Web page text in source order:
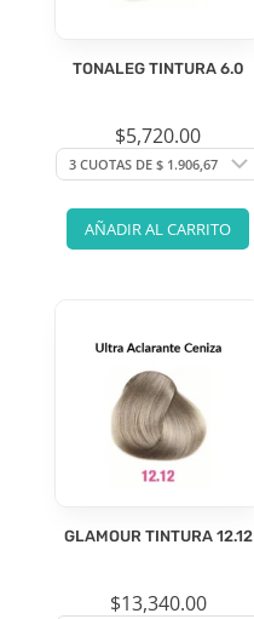
TONALEG TINTURA 6.0
$5,720.00
AÑADIR AL CARRITO
GLAMOUR TINTURA 12.12
$13,340.00